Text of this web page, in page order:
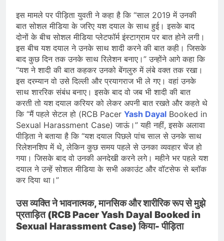
इस मामले पर पीड़िता युवती ने कहा है कि “साल 2019 में उनकी
बात सोशल मीडिया के जरिए यश दयाल के साथ हुई। इसके बाद
दोनों के बीच सोशल मीडिया प्लेटफॉर्म इंस्टाग्राम पर बात होने लगी।
इस बीच यश दयाल ने उनके साथ शादी करने की बात कही। जिसके
बाद कुछ दिन तक उनके साथ रिलेशन बनाए।” उन्होंने आगे कहा कि
“यश ने शादी की बात कहकर उनको बेंगलुरु में लंबे वक्त तक रखा।
इस दरम्यान वो उसे दिल्ली और प्रयागराज भी ले गए। वहां उनके
साथ शाररिक संबंध बनाए। इसके बाद वो जब भी शादी की बात
करती तो यश दयाल करियर को लेकर अपनी बात रखते और कहते थे
कि “मैं पहले सेटल हो (RCB Pacer Yash Dayal Booked in
Sexual Harassment Case) जाऊं।” यही नहीं, इसके अलावा
पीड़िता ने बताया है कि “यश दयाल पिछले पांच साल से उनके साथ
रिलेशनशिप में थे, लेकिन कुछ समय पहले से उनका व्यवहार चेंज हो
गया। जिसके बाद वो उनकी अनदेखी करने लगे। महीने भर पहले यश
दयाल ने उन्हें सोशल मीडिया के सभी अकाउंट और वॉटसेफ से ब्लॉक
कर दिया था।”
उस व्यक्ति ने भावनात्मक, मानसिक और शारीरिक रूप से मुझे
प्रताड़ित (RCB Pacer Yash Dayal Booked in
Sexual Harassment Case) किया- पीड़िता